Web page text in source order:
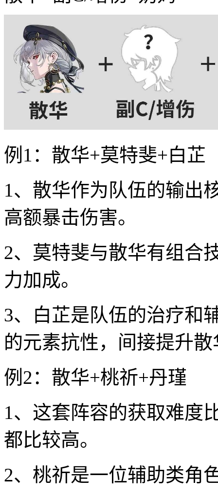
例1：散华+莫特斐+白芷
1、散华作为队伍的输出
高额暴击伤害。
2、莫特斐与散华有组合
力加成。
3、白芷是队伍的治疗和
的元素抗性，间接提升
例2：散华+桃祈+丹瑾
1、这套阵容的获取难度
都比较高。
2、桃祈是一位辅助类角